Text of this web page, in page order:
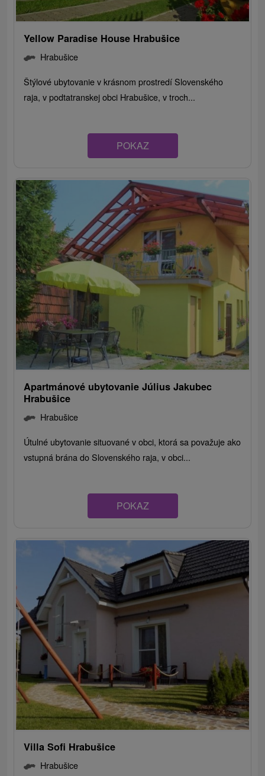
Yellow Paradise House Hrabušice
Hrabušice
Štýlové ubytovanie v krásnom prostredí Slovenského
raja, v podtatranskej obci Hrabušice, v troch...
POKAZ
Apartmánové ubytovanie Július Jakubec
Hrabušice
Hrabušice
Útulné ubytovanie situované v obci, ktorá sa považuje ako
vstupná brána do Slovenského raja, v obci...
POKAZ
Villa Sofi Hrabušice
Hrabušice